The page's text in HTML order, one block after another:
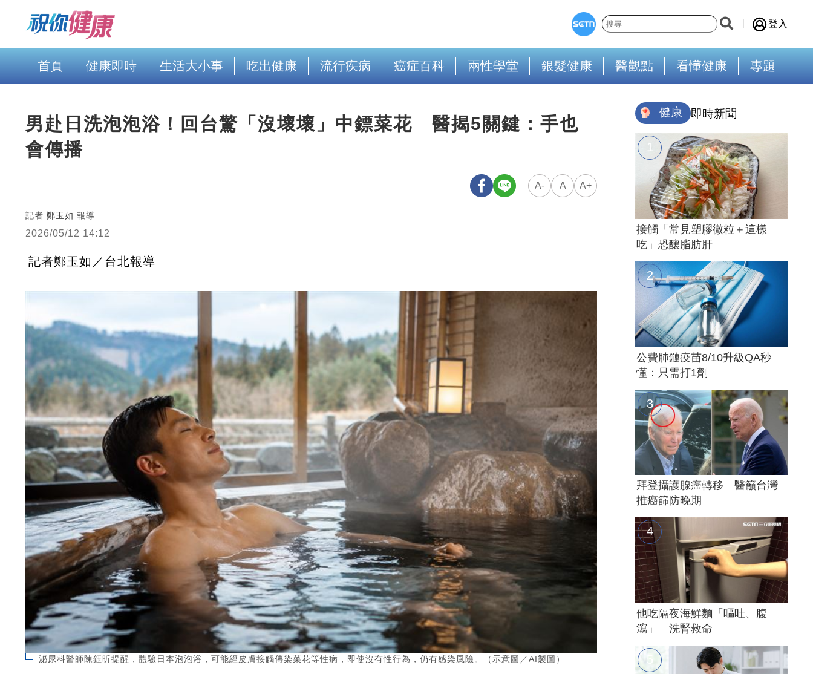
登入
首頁 健康即時 生活大小事 吃出健康 流行疾病 癌症百科 兩性學堂 銀髮健康 醫觀點 看懂健康 專題
男赴日洗泡泡浴！回台驚「沒壞壞」中鏢菜花 醫揭5關鍵：手也
會傳播
A- A A+
記者 鄭玉如 報導
2026/05/12 14:12
記者鄭玉如／台北報導
泌尿科醫師陳鈺昕提醒，體驗日本泡泡浴，可能經皮膚接觸傳染菜花等性病，即使沒有性行為，仍有感染風險。（示意圖／AI製圖）
健康 即時新聞
接觸「常見塑膠微粒＋這樣
吃」恐釀脂肪肝
公費肺鏈疫苗8/10升級QA秒
懂：只需打1劑
拜登攝護腺癌轉移 醫籲台灣
推癌篩防晚期
他吃隔夜海鮮麵「嘔吐、腹
瀉」 洗腎救命